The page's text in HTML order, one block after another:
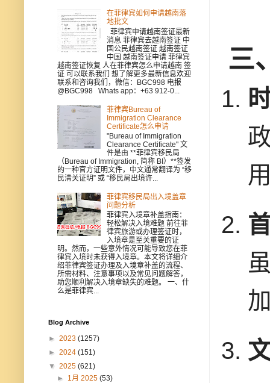
三
在菲律宾如何申请越南落
地批文
菲律宾申请越南签证最新
消息 菲律宾去越南签证 中
国公民越南签证 越南签证
中国 越南签证申请 菲律宾
越南签证恢复 人在菲律宾怎么申请越南 签
证 可以联系我们 想了解更多最新信息欢迎
联系和咨询我们，微信：BGC998 电报
@BGC998 Whats app：+63 912-0...
菲律宾Bureau of
Immigration Clearance
Certificate怎么申请
"Bureau of Immigration
Clearance Certificate" 文
件是由 **菲律宾移民局
（Bureau of Immigration, 简称 BI）**签发
的一种官方证明文件，中文通常翻译为 “移
民清关证明” 或 “移民局出境许...
菲律宾移民局出入境盖章
问题分析
菲律宾入境章补盖指南：
轻松解决入境难题 前往菲
律宾旅游或办理签证时，
入境章是至关重要的证
明。然而，一些意外情况可能导致您在菲
律宾入境时未获得入境章。本文将详细介
绍菲律宾签证办理及入境章补盖的流程、
所需材料、注意事项以及常见问题解答，
助您顺利解决入境章缺失的难题。 一、什
么是菲律宾...
Blog Archive
► 2023 (1257)
► 2024 (151)
▼ 2025 (621)
► 1月 2025(53)